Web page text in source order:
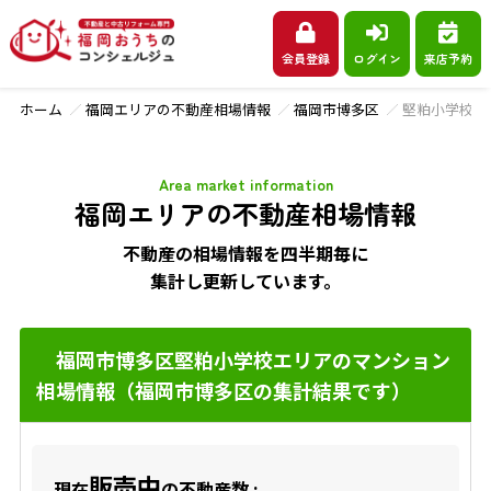
会員登録 ログイン 来店予約
ホーム 福岡エリアの不動産相場情報 福岡市博多区 堅粕小学校
福岡エリアの不動産相場情報
Area market information
不動産の相場情報を四半期毎に
集計し更新しています。
福岡市博多区堅粕小学校エリアのマンション
相場情報（福岡市博多区の集計結果です）